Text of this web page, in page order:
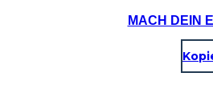
MACH DEIN